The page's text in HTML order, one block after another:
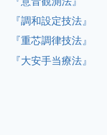
『調和設定技法』
『重芯調律技法』
『大安手当療法』